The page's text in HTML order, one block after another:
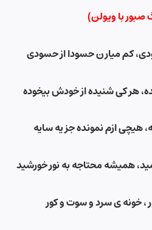
با ویولن)
کم میارن حسودا از حسودی
هر کی شنیده از خودش بیخوده
هیچی ازم نمونده جز یه سایه
همیشه محتاجه به نور خورشید
خونه ی سرد و سوت و کور